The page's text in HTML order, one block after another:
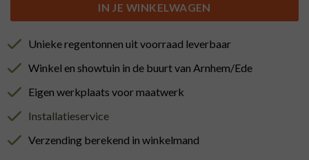
IN JE WINKELWAGEN
Unieke regentonnen uit voorraad leverbaar
Winkel en showtuin in de buurt van Arnhem/Ede
Eigen werkplaats voor maatwerk
Installatieservice
Verzending berekend in winkelmand